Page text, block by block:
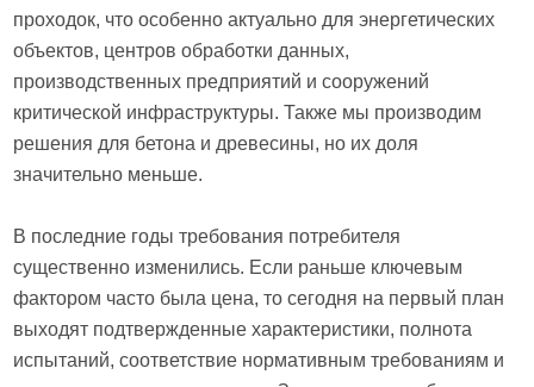
проходок, что особенно актуально для энергетических
объектов, центров обработки данных,
производственных предприятий и сооружений
критической инфраструктуры. Также мы производим
решения для бетона и древесины, но их доля
значительно меньше.
В последние годы требования потребителя
существенно изменились. Если раньше ключевым
фактором часто была цена, то сегодня на первый план
выходят подтвержденные характеристики, полнота
испытаний, соответствие нормативным требованиям и